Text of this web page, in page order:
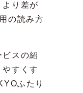
より差が
の読み方
スの紹
すくす
ふたり